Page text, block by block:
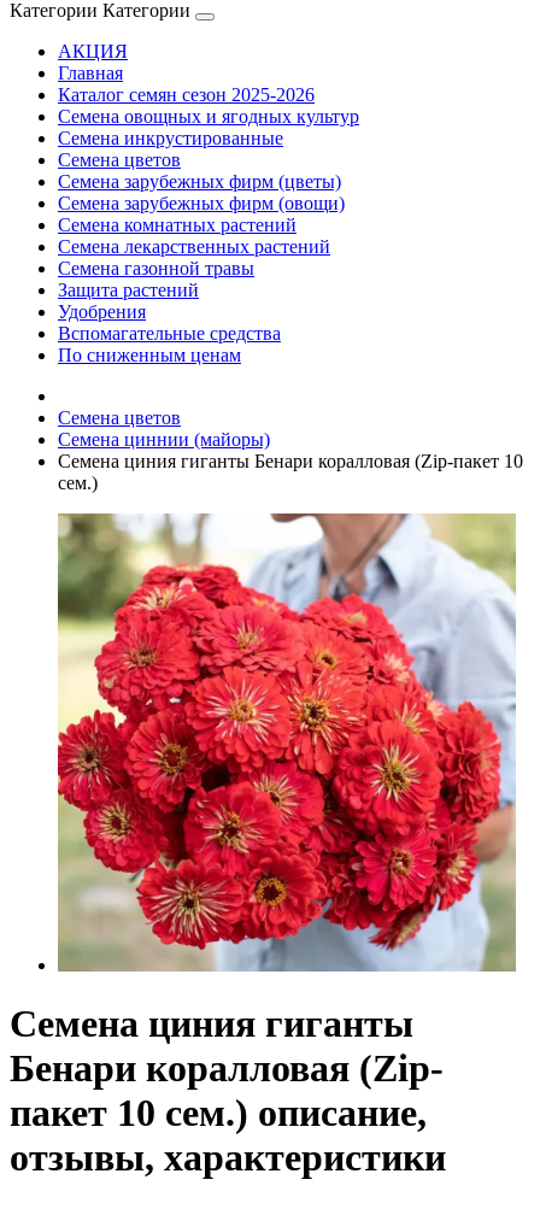
Категории Категории
АКЦИЯ
Главная
Каталог семян сезон 2025-2026
Семена овощных и ягодных культур
Семена инкрустированные
Семена цветов
Семена зарубежных фирм (цветы)
Семена зарубежных фирм (овощи)
Семена комнатных растений
Семена лекарственных растений
Семена газонной травы
Защита растений
Удобрения
Вспомагательные средства
По сниженным ценам
Семена цветов
Семена циннии (майоры)
Семена циния гиганты Бенари коралловая (Zip-пакет 10
сем.)
Семена циния гиганты
Бенари коралловая (Zip-
пакет 10 сем.) описание,
отзывы, характеристики